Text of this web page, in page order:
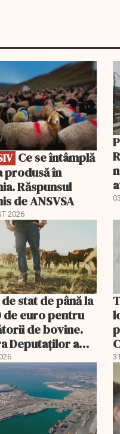
produsă în
Răspunsul
de ANSVSA
2026
stat de până la
de euro pentru
de bovine.
Deputaților a
schema